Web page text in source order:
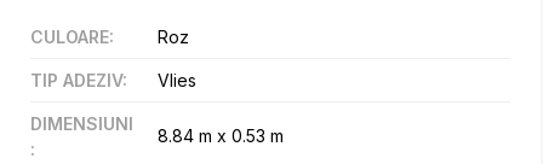
CULOARE: Roz
TIP ADEZIV: Vlies
DIMENSIUNI
:
8.84 m x 0.53 m